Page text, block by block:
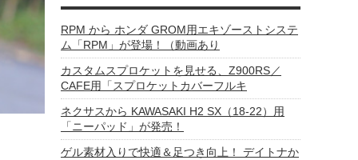
RPM から ホンダ GROM用エキゾーストシステ
ム「RPM」が登場！（動画あり
カスタムスプロケットを見せる、Z900RS／
CAFE用「スプロケットカバーフルキ
ネクサスから KAWASAKI H2 SX（18-22）用
「ニーパッド」が発売！
ゲル素材入りで快適＆足つき向上！ デイトナか